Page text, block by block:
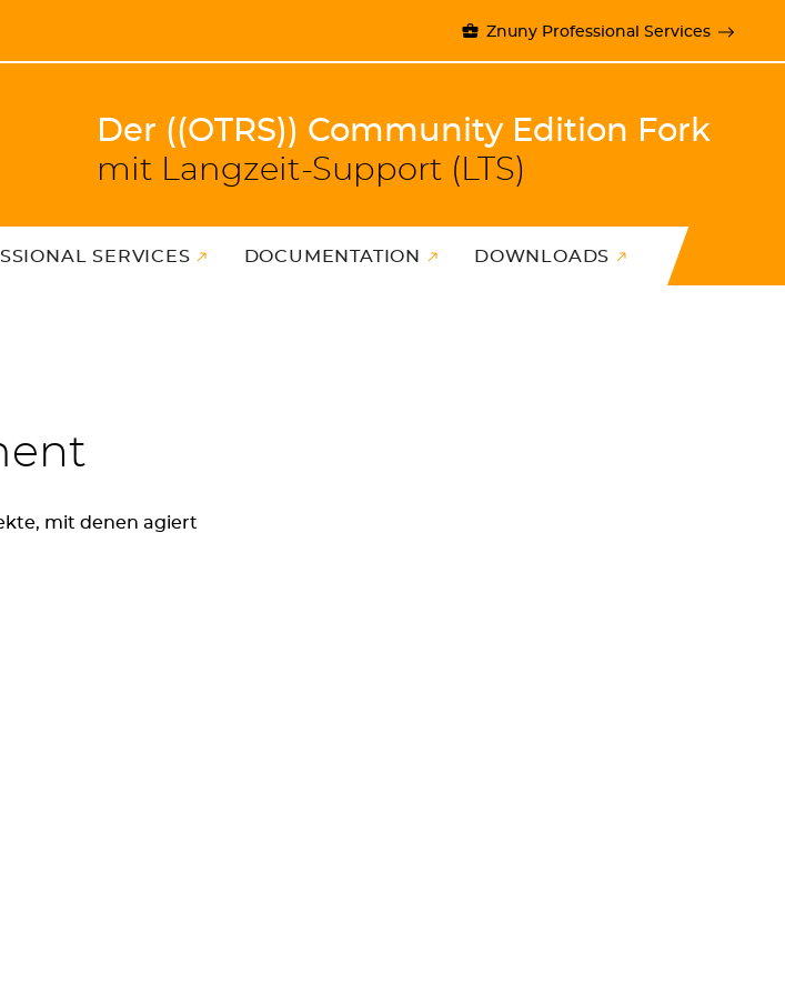
Znuny Professional Services
Der ((OTRS)) Community Edition Fork
mit Langzeit-Support (LTS)
SERVICES DOCUMENTATION DOWNLOADS
mit denen agiert